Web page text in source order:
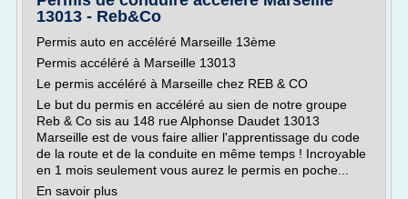
13013 - Reb&Co
Permis auto en accéléré Marseille 13ème
Permis accéléré à Marseille 13013
Le permis accéléré à Marseille chez REB & CO
Le but du permis en accéléré au sien de notre groupe
Reb & Co sis au 148 rue Alphonse Daudet 13013
Marseille est de vous faire allier l'apprentissage du code
de la route et de la conduite en même temps ! Incroyable
en 1 mois seulement vous aurez le permis en poche...
En savoir plus